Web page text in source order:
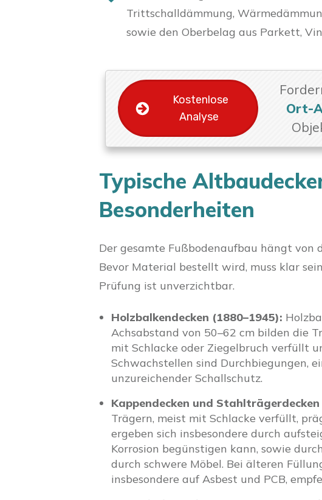
Trittschalldämmung,
sowie den Oberbelag aus Parkett,
Kostenlose
Analyse
Ort-
Typische
Besonderheiten
Der gesamte Fußbodenaufbau hängt von
Bevor Material bestellt wird, muss klar
Prüfung ist unverzichtbar.
Holzbalkendecken (1880–1945):
Achsabstand von 50–62 cm bilden die
mit Schlacke oder Ziegelbruch verfüllt
Schwachstellen sind Durchbiegungen,
unzureichender Schallschutz.
Kappendecken und Stahlträgerdecken
Trägern, meist mit Schlacke verfüllt,
ergeben sich insbesondere durch
Korrosion begünstigen kann, sowie
durch schwere Möbel. Bei älteren
insbesondere auf Asbest und PCB,